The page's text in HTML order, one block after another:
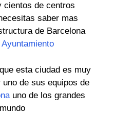
cientos de centros
saber mas
de Barcelona
Ayuntamiento
esta ciudad es muy
de sus equipos de
uno de los grandes